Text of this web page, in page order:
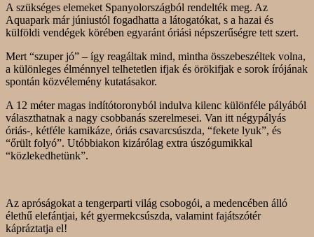
A szükséges elemeket Spanyolországból rendelték meg. Az
Aquapark már júniustól fogadhatta a látogatókat, s a hazai és
külföldi vendégek körében egyaránt óriási népszerűségre tett szert.
Mert “szuper jó” – így reagáltak mind, mintha összebeszéltek volna,
a különleges élménnyel telhetetlen ifjak és örökifjak e sorok írójának
spontán közvélemény kutatásakor.
A 12 méter magas indítótoronyból indulva kilenc különféle pályából
választhatnak a nagy csobbanás szerelmesei. Van itt négypályás
óriás-, kétféle kamikáze, óriás csavarcsúszda, “fekete lyuk”, és
“őrült folyó”. Utóbbiakon kizárólag extra úszógumikkal
“közlekedhetünk”.
Az apróságokat a tengerparti világ csobogói, a medencében álló
élethű elefántjai, két gyermekcsúszda, valamint fajátszótér
kápráztatja el!